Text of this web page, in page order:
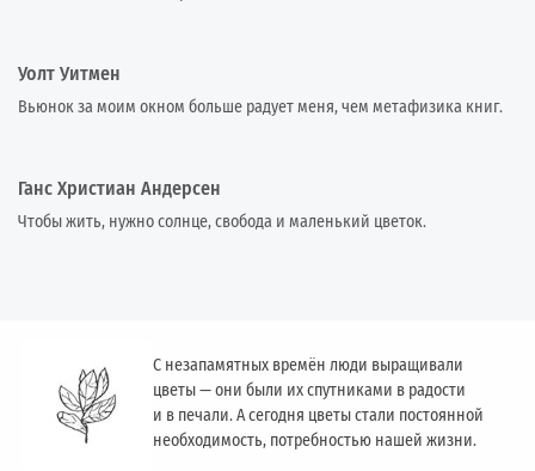
Уолт Уитмен
Вьюнок за моим окном больше радует меня, чем метафизика книг.
Ганс Христиан Андерсен
Чтобы жить, нужно солнце, свобода и маленький цветок.
С незапамятных времён люди выращивали
цветы — они были их спутниками в радости
и в печали. А сегодня цветы стали постоянной
необходимость, потребностью нашей жизни.